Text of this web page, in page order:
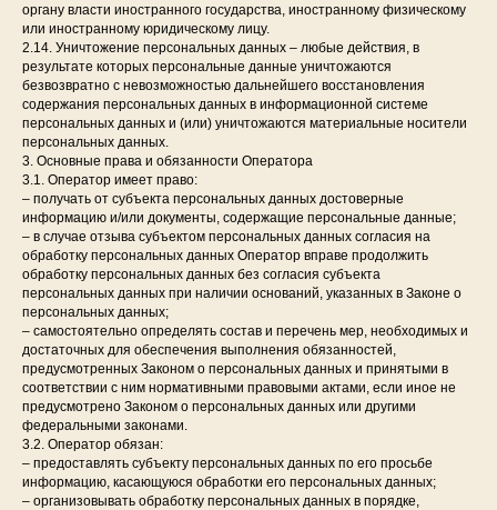
органу власти иностранного государства, иностранному физическому
или иностранному юридическому лицу.
2.14. Уничтожение персональных данных – любые действия, в
результате которых персональные данные уничтожаются
безвозвратно с невозможностью дальнейшего восстановления
содержания персональных данных в информационной системе
персональных данных и (или) уничтожаются материальные носители
персональных данных.
3. Основные права и обязанности Оператора
3.1. Оператор имеет право:
– получать от субъекта персональных данных достоверные
информацию и/или документы, содержащие персональные данные;
– в случае отзыва субъектом персональных данных согласия на
обработку персональных данных Оператор вправе продолжить
обработку персональных данных без согласия субъекта
персональных данных при наличии оснований, указанных в Законе о
персональных данных;
– самостоятельно определять состав и перечень мер, необходимых и
достаточных для обеспечения выполнения обязанностей,
предусмотренных Законом о персональных данных и принятыми в
соответствии с ним нормативными правовыми актами, если иное не
предусмотрено Законом о персональных данных или другими
федеральными законами.
3.2. Оператор обязан:
– предоставлять субъекту персональных данных по его просьбе
информацию, касающуюся обработки его персональных данных;
– организовывать обработку персональных данных в порядке,